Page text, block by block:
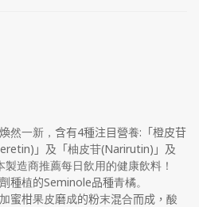
然一新， 含有4種注目營養: 「橙皮苷
」及「柚皮苷(Narirutin) 」及
製造商推薦每日飲用的健康飲料！
種植的Seminole品種青橘。
蜜柑果皮磨成的粉末混合而成 ， 酸